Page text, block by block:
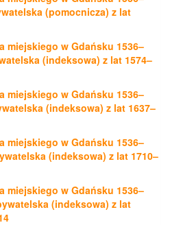
(pomocnicza) z lat
miejskiego w Gdańsku 1536–
(indeksowa) z lat 1574–
miejskiego w Gdańsku 1536–
(indeksowa) z lat 1637–
miejskiego w Gdańsku 1536–
(indeksowa) z lat 1710–
miejskiego w Gdańsku 1536–
(indeksowa) z lat